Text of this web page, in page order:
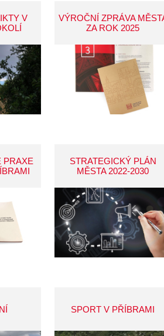
V
VÝROČNÍ ZPRÁVA
ZA ROK 2025
PRAXE
STRATEGICKÝ PLÁN
MĚSTA 2022-2030
SPORT V PŘÍBRAMI